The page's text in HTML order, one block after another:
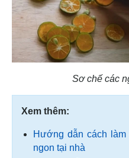
Sơ chế các
Xem thêm:
Hướng dẫn cách
ngon tại nhà